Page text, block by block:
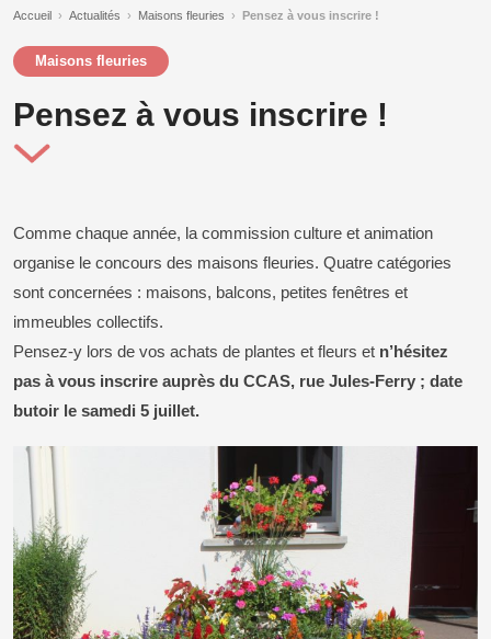
Accueil › Actualités › Maisons fleuries › Pensez à vous inscrire !
Maisons fleuries
Pensez à vous inscrire !
Comme chaque année, la commission culture et animation
organise le concours des maisons fleuries. Quatre catégories
sont concernées : maisons, balcons, petites fenêtres et
immeubles collectifs.
Pensez-y lors de vos achats de plantes et fleurs et n’hésitez
pas à vous inscrire auprès du CCAS, rue Jules-Ferry ; date
butoir le samedi 5 juillet.